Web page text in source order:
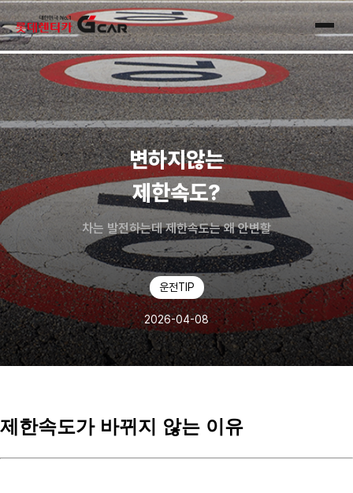
skip navigation
전체
변하지않는
제한속도?
차는 발전하는데 제한속도는 왜 안변할
운전TIP
2026-04-08
제한속도가 바뀌지 않는 이유